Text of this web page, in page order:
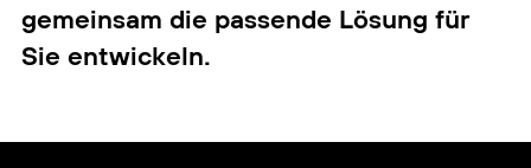
gemeinsam die passende Lösung für
Sie entwickeln.